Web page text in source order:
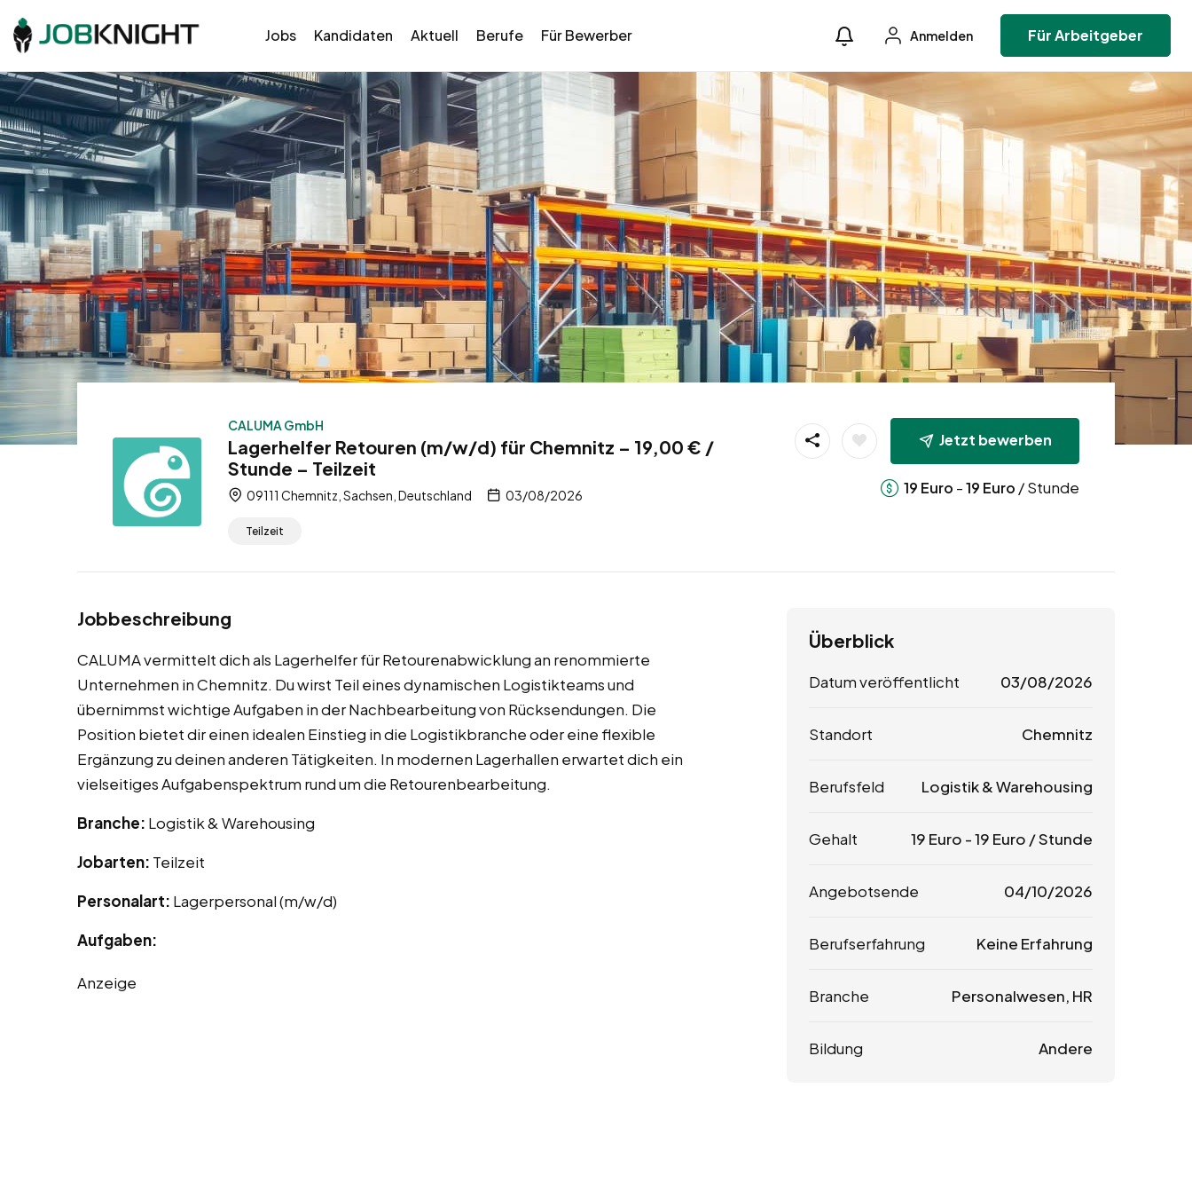
Jobs Kandidaten Aktuell Berufe Für Bewerber Anmelden Für Arbeitgeber
CALUMA GmbH
Lagerhelfer Retouren (m/w/d) für Chemnitz – 19,00 € /
Stunde – Teilzeit
09111 Chemnitz, Sachsen, Deutschland 03/08/2026
Teilzeit
Jetzt bewerben
19 Euro -19 Euro / Stunde
Jobbeschreibung
CALUMA vermittelt dich als Lagerhelfer für Retourenabwicklung an renommierte
Unternehmen in Chemnitz. Du wirst Teil eines dynamischen Logistikteams und
übernimmst wichtige Aufgaben in der Nachbearbeitung von Rücksendungen. Die
Position bietet dir einen idealen Einstieg in die Logistikbranche oder eine flexible
Ergänzung zu deinen anderen Tätigkeiten. In modernen Lagerhallen erwartet dich ein
vielseitiges Aufgabenspektrum rund um die Retourenbearbeitung.
Branche: Logistik & Warehousing
Jobarten: Teilzeit
Personalart: Lagerpersonal (m/w/d)
Aufgaben:
Anzeige
Überblick
Datum veröffentlicht 03/08/2026
Standort Chemnitz
Berufsfeld Logistik & Warehousing
Gehalt 19 Euro -19 Euro / Stunde
Angebotsende 04/10/2026
Berufserfahrung Keine Erfahrung
Branche Personalwesen, HR
Bildung Andere